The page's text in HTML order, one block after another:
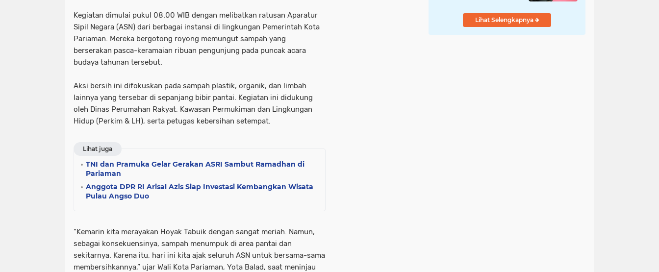
Kegiatan dimulai pukul 08.00 WIB dengan melibatkan ratusan Aparatur
Sipil Negara (ASN) dari berbagai instansi di lingkungan Pemerintah Kota
Pariaman. Mereka bergotong royong memungut sampah yang
berserakan pasca-keramaian ribuan pengunjung pada puncak acara
budaya tahunan tersebut.
Aksi bersih ini difokuskan pada sampah plastik, organik, dan limbah
lainnya yang tersebar di sepanjang bibir pantai. Kegiatan ini didukung
oleh Dinas Perumahan Rakyat, Kawasan Permukiman dan Lingkungan
Hidup (Perkim & LH), serta petugas kebersihan setempat.
Lihat juga
TNI dan Pramuka Gelar Gerakan ASRI Sambut Ramadhan di
Pariaman
Anggota DPR RI Arisal Azis Siap Investasi Kembangkan Wisata
Pulau Angso Duo
“Kemarin kita merayakan Hoyak Tabuik dengan sangat meriah. Namun,
sebagai konsekuensinya, sampah menumpuk di area pantai dan
sekitarnya. Karena itu, hari ini kita ajak seluruh ASN untuk bersama-sama
membersihkannya,” ujar Wali Kota Pariaman, Yota Balad, saat meninjau
Lihat Selengkapnya